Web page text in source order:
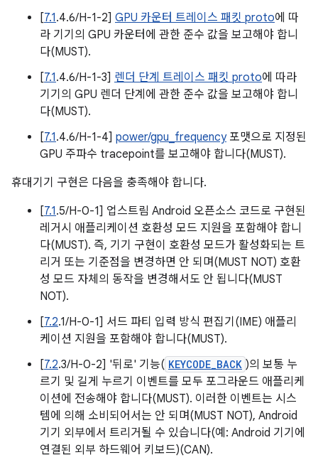
[7.1.4.6/H-1-2] GPU 카운터 트레이스 패킷 proto에 따
라 기기의 GPU 카운터에 관한 준수 값을 보고해야 합니
다(MUST).
[7.1.4.6/H-1-3] 렌더 단계 트레이스 패킷 proto에 따라
기기의 GPU 렌더 단계에 관한 준수 값을 보고해야 합니
다(MUST).
[7.1.4.6/H-1-4] power/gpu_frequency포맷으로 지정된
GPU 주파수 tracepoint를 보고해야 합니다(MUST).
휴대기기 구현은 다음을 충족해야 합니다.
[7.1.5/H-0-1] 업스트림 Android 오픈소스 코드로 구현된
레거시 애플리케이션 호환성 모드 지원을 포함해야 합니
다(MUST). 즉, 기기 구현이 호환성 모드가 활성화되는 트
리거 또는 기준점을 변경하면 안 되며(MUST NOT) 호환
성 모드 자체의 동작을 변경해서도 안 됩니다(MUST
NOT).
[7.2.1/H-0-1] 서드 파티 입력 방식 편집기(IME) 애플리
케이션 지원을 포함해야 합니다(MUST).
[7.2.3/H-0-2] '뒤로' 기능( KEYCODE_BACK )의 보통 누
르기 및 길게 누르기 이벤트를 모두 포그라운드 애플리케
이션에 전송해야 합니다(MUST). 이러한 이벤트는 시스
템에 의해 소비되어서는 안 되며(MUST NOT), Android
기기 외부에서 트리거될 수 있습니다(예: Android 기기에
연결된 외부 하드웨어 키보드)(CAN).